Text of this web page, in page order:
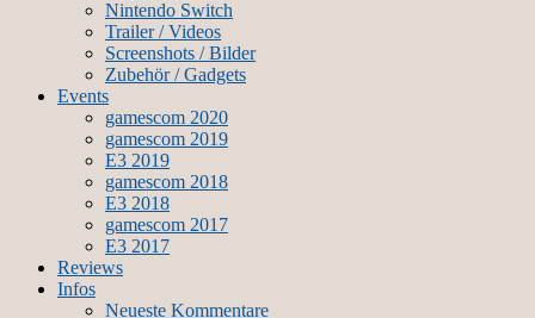
Nintendo Switch
Trailer / Videos
Screenshots / Bilder
Zubehör / Gadgets
Events
gamescom 2020
gamescom 2019
E3 2019
gamescom 2018
E3 2018
gamescom 2017
E3 2017
Reviews
Infos
Neueste Kommentare